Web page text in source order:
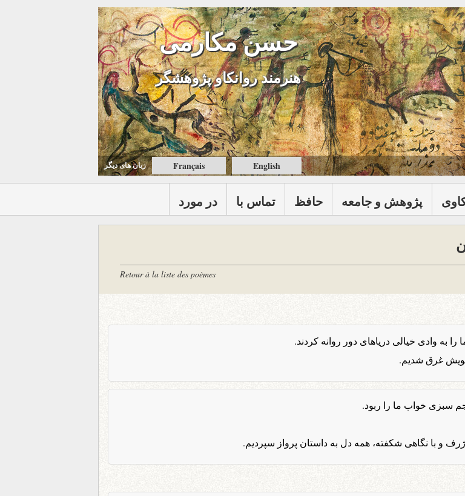
حسن مکارمی
هنرمند روانکاو پژوهشگر
زبان های ديگر Français English
در مورد تماس با حافظ پژوهش و جامعه
Retour à la liste des poèmes
را به وادی خیالی دریاهای دور روانه کردند.
غرق شدیم.
سبزی خواب ما را ربود.
و با نگاهی شکفته، همه دل به داستان پرواز سپردیم.